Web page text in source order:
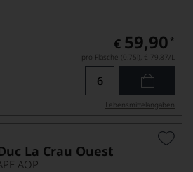
€ 59,90 *
pro Flasche (0.75l), € 79,87/L
Lebensmittel­angaben
La Crau Ouest
AOP